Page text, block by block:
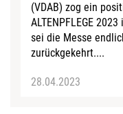
(VDAB) zog ein
ALTENPFLEGE
sei die Messe
zurückgekehrt....
28.04.2023